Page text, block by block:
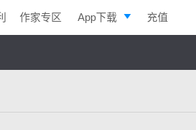
作家专区 App下载 充值